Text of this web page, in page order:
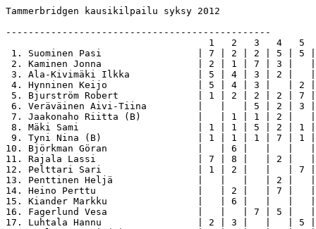
Tammerbridgen kausikilpailu syksy 2012
-----------------------------------------------
1   2   3   4   5
1. Suominen Pasi                 | 7 | 2 | 2 | 5 |
2. Kaminen Jonna                 | 2 | 1 | 7 | 3 |
3. Ala-Kivimäki Ilkka            | 5 | 4 | 3 | 2 |
4. Hynninen Keijo                | 5 | 4 | 3 |   |
5. Bjurström Robert              | 1 | 2 | 2 | 2 |
6. Veräväinen Aivi-Tiina         |   |   | 5 | 2 |
7. Jaakonaho Riitta (B)          |   | 1 | 1 | 2 |
8. Mäki Sami                     | 1 | 1 | 5 | 2 | 1
9. Tyni Nina (B)                 | 1 | 1 | 1 | 7 | 1
10. Björkman Göran                |   | 6 |   |   |
11. Rajala Lassi                  | 7 | 8 |   | 2
12. Pelttari Sari                 | 1 | 2 |   |   | 7 |
13. Penttinen Heljä               |   |   |   | 2 |
14. Heino Perttu                  |   | 2 |   | 7 |
15. Kiander Markku                |   | 6 |   |   |
16. Fagerlund Vesa                |   |   | 7 | 5
17. Luhtala Hannu                 | 2 | 3 |   |